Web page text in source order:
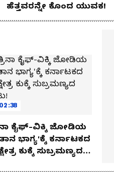
ಹೆತ್ತವರನ್ನೇ ಕೊಂದ ಯುವಕ!
02:38
ಕೈಫ್-ವಿಕ್ಕಿ ಜೋಡಿಯ
ಭಾಗ್ಯ'ಕ್ಕೆ ಕರ್ನಾಟಕದ
ಕುಕ್ಕೆ ಸುಬ್ರಮಣ್ಯದ